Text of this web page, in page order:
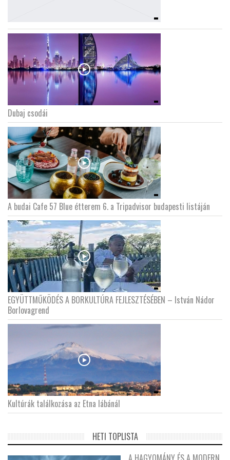
Dubaj csodái
A budai Cafe 57 Blue étterem 6. a Tripadvisor budapesti listáján
EGYÜTTMŰKÖDÉS A BORKULTÚRA FEJLESZTÉSÉBEN – István Nádor
Borlovagrend
Kultúrák találkozása az Etna lábánál
HETI TOPLISTA